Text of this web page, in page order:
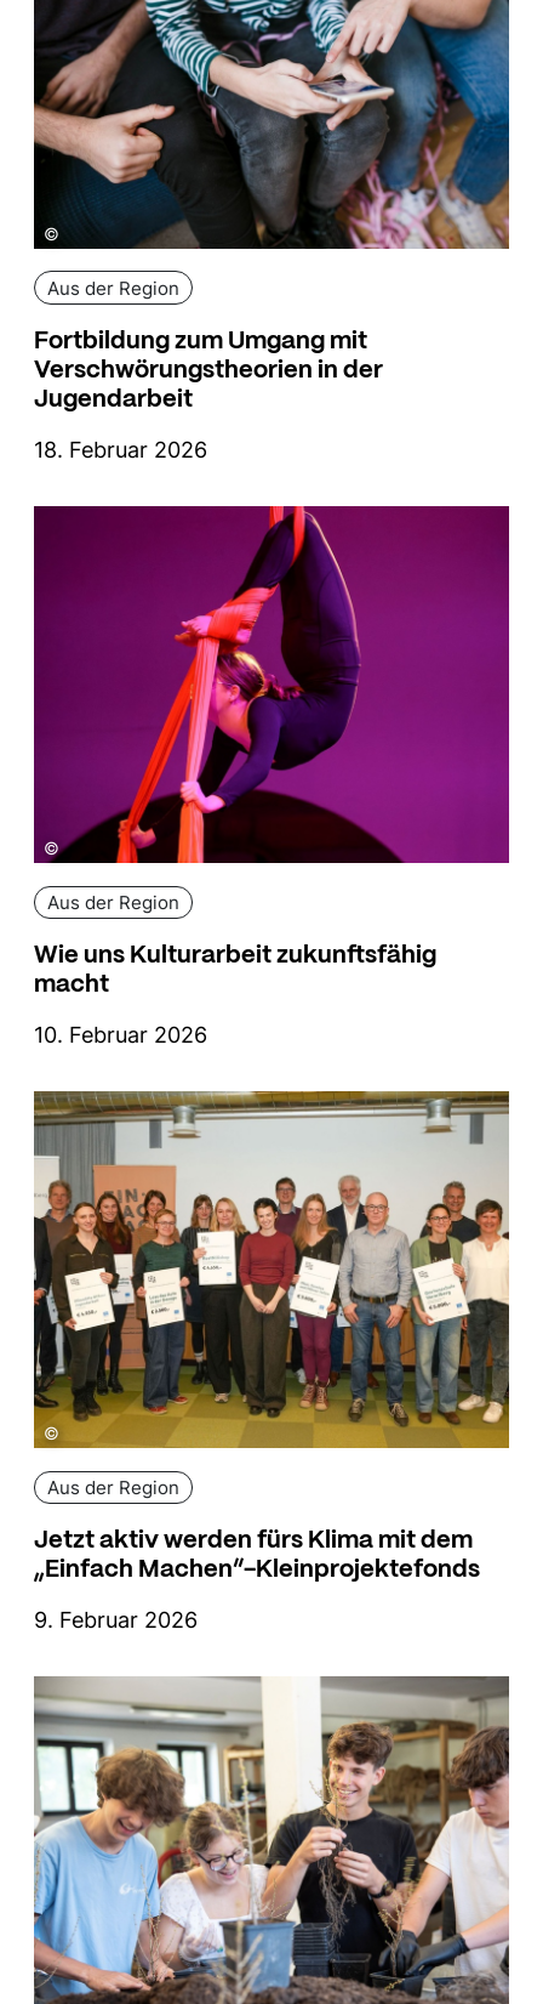
©
Aus der Region
Fortbildung zum Umgang mit
Verschwörungstheorien in der
Jugendarbeit
18. Februar 2026
©
Aus der Region
Wie uns Kulturarbeit zukunftsfähig
macht
10. Februar 2026
©
Aus der Region
Jetzt aktiv werden fürs Klima mit dem
„Einfach Machen“-Kleinprojektefonds
9. Februar 2026